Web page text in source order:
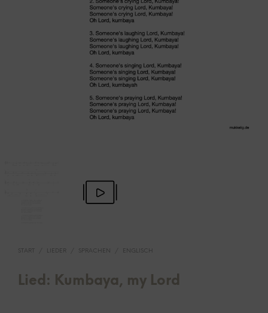
START LIEDER SPRACHEN ENGLISCH
Lied: Kumbaya, my Lord